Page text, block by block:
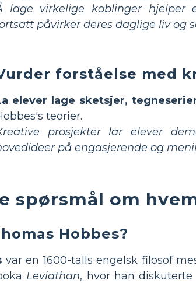
lage virkelige koblinger hjelper
påvirker deres daglige liv og
forståelse med
elever lage sketsjer,
teorier.
prosjekter lar elever
på engasjerende og
spørsmål om
Hobbes?
var en 1600-talls engelsk filosof
Leviathan, hvor han diskuterte